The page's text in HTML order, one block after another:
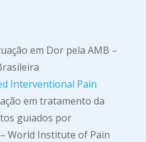
em Dor pela AMB –
Interventional Pain
em tratamento da
guiados por
World Institute of Pain